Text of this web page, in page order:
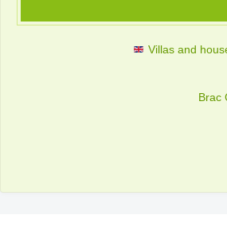
Villas and
Brac